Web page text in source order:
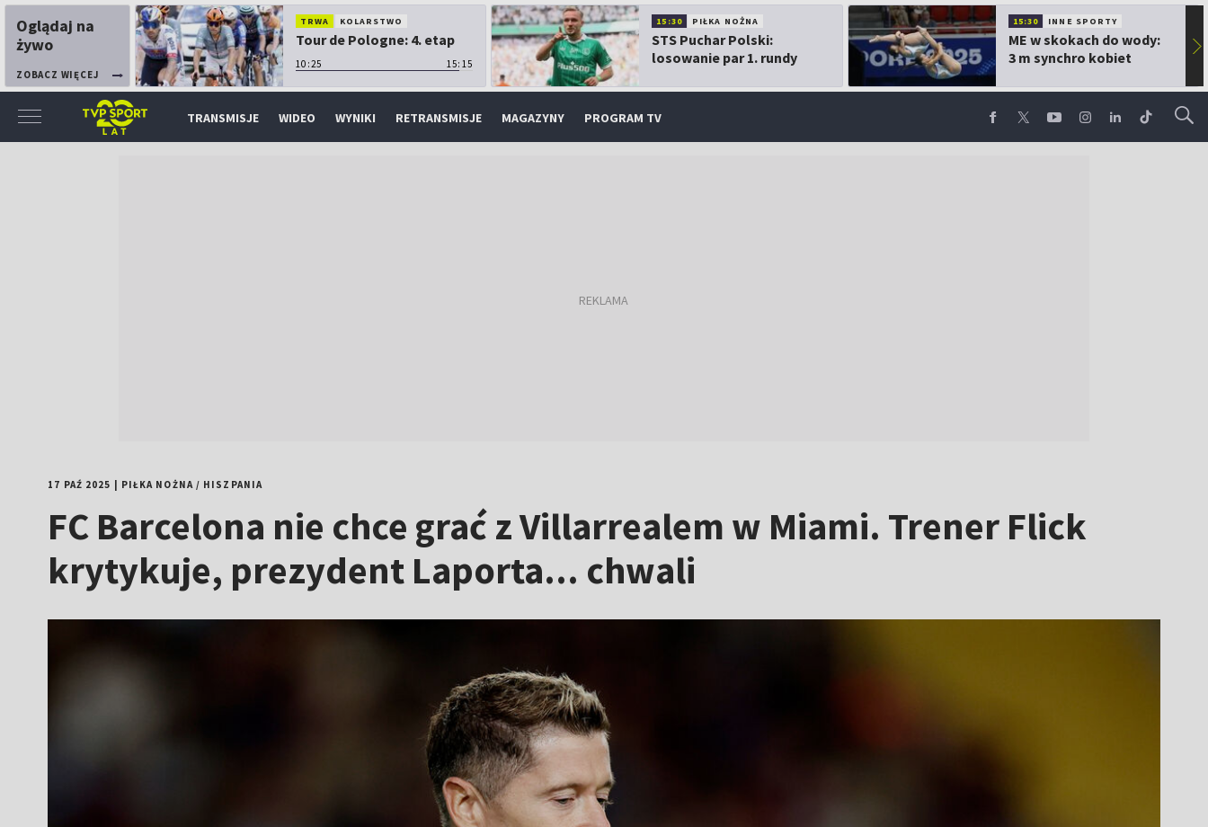
Oglądaj na
żywo
ZOBACZ WIĘCEJ
TRWA KOLARSTWO
Tour de Pologne: 4. etap
10:25 15:15
15:30 PIŁKA NOŻNA
STS Puchar Polski:
losowanie par 1. rundy
15:30 INNE SPORTY
ME w skokach do wody:
3 m synchro kobiet
▶
TRANSMISJE WIDEO WYNIKI RETRANSMISJE MAGAZYNY PROGRAM TV
17 PAŹ 2025 PIŁKA NOŻNA/ HISZPANIA
FC Barcelona nie chce grać z Villarrealem w Miami. Trener Flick
krytykuje, prezydent Laporta... chwali